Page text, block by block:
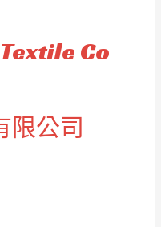
Co
限公司